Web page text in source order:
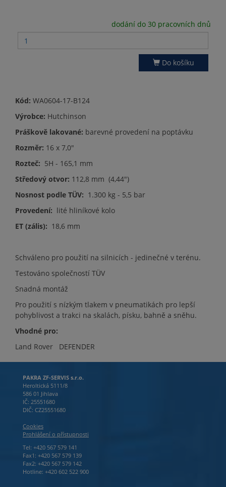
dodání do 30 pracovních dnů
Do košíku
Kód: WA0604-17-B124
Výrobce: Hutchinson
Práškově lakované: barevné provedení na poptávku
Rozměr: 16 x 7,0"
Rozteč: 5H - 165,1 mm
Středový otvor: 112,8 mm (4,44")
Nosnost podle TÜV: 1.300 kg - 5,5 bar
Provedení: lité hliníkové kolo
ET (zális): 18,6 mm
Schváleno pro použití na silnicích - jedinečné v terénu.
Testováno společností TÜV
Snadná montáž
Pro použití s nízkým tlakem v pneumatikách pro lepší
pohyblivost a trakci na skalách, písku, bahně a sněhu.
Vhodné pro:
Land Rover DEFENDER
PAKRA ZF-SERVIS s.r.o.
Heroltická 5111/8
586 01 Jihlava
IČ: 25551680
DIČ: CZ25551680
Cookies
Prohlášení o přístupnosti
Tel: +420 567 579 141
Fax1: +420 567 579 139
Fax2: +420 567 579 142
Hotline: +420 602 522 900